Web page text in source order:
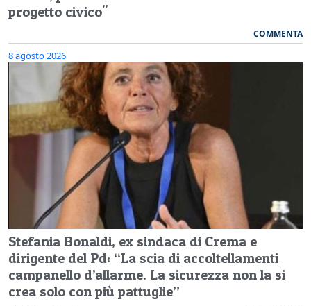
progetto civico"
COMMENTA
8 agosto 2026
Stefania Bonaldi, ex sindaca di Crema e
dirigente del Pd: “La scia di accoltellamenti
campanello d’allarme. La sicurezza non la si
crea solo con più pattuglie”